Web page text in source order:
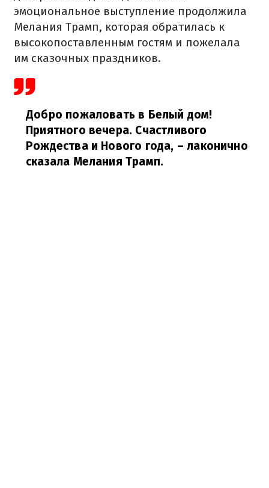
эмоциональное выступление продолжила
Мелания Трамп, которая обратилась к
высокопоставленным гостям и пожелала
им сказочных праздников.
Добро пожаловать в Белый дом!
Приятного вечера. Счастливого
Рождества и Нового года, – лаконично
сказала Мелания Трамп.